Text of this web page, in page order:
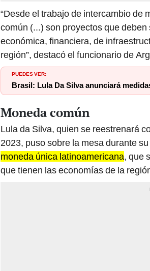
común (...) son proyectos que
económica, financiera, de
región”, destacó el funcionario de
PUEDES VER:
Moneda común
Lula da Silva, quien se reestrenará
2023, puso sobre la mesa durante
moneda única latinoamericana ,
que tienen las economías de la región.